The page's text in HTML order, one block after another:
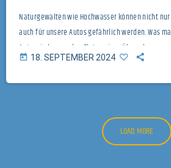
Naturgewalten wie Hochwasser können nicht
auch für unsere Autos gefährlich werden. Was
Auto wieder aus den Fluten einer
ARBÖ-Vekehrsexperte Johannes Küstner vom
today 18. SEPTEMBER 2024
LOAD MORE